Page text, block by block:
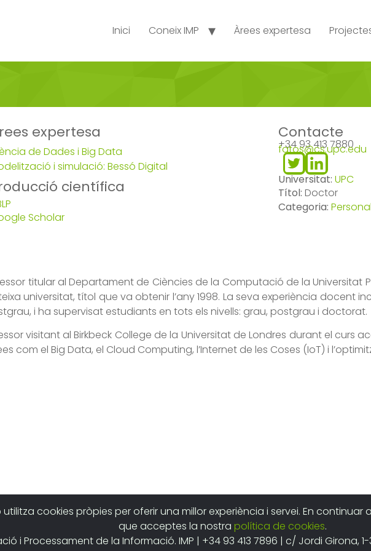
Inici Coneix IMP Àrees expertesa
expertesa
de Dades i Big Data
i simulació: Bessó Digital
científica
Scholar
Contacte
+34 93 413 7880
fatos@cs.upc.edu
Universitat: UPC
Títol: Doctor
Categoria:
titular al Departament de Ciències de la Computació de la Universitat
universitat, títol que va obtenir l’any 1998. La seva experiència docent
i ha supervisat estudiants en tots els nivells: grau, postgrau i doctorat.
visitant al Birkbeck College de la Universitat de Londres durant el curs
com el Big Data, el Cloud Computing, l’Internet de les Coses (IoT) i
cookies pròpies per oferir una millor experiència i servei. En
que acceptes la nostra política de cookies.
i Processament de la Informació. IMP | +34 93 413 7896 | c/ Jordi Girona,